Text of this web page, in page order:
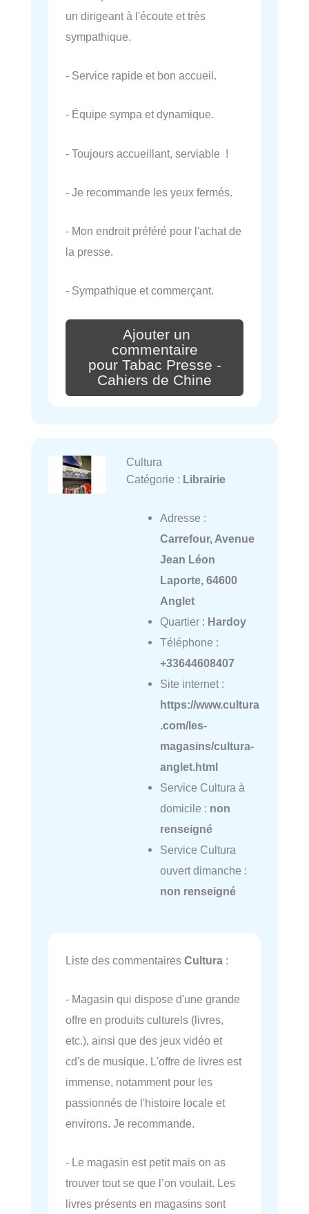
un dirigeant à l'écoute et très
sympathique.
- Service rapide et bon accueil.
- Équipe sympa et dynamique.
- Toujours accueillant, serviable !
- Je recommande les yeux fermés.
- Mon endroit préféré pour l'achat de
la presse.
- Sympathique et commerçant.
Ajouter un
commentaire
pour Tabac Presse -
Cahiers de Chine
Cultura
Catégorie : Librairie
Adresse :
Carrefour, Avenue
Jean Léon
Laporte, 64600
Anglet
Quartier : Hardoy
Téléphone :
+33644608407
Site internet :
https://www.cultura
.com/les-
magasins/cultura-
anglet.html
Service Cultura à
domicile : non
renseigné
Service Cultura
ouvert dimanche :
non renseigné
Liste des commentaires Cultura :
- Magasin qui dispose d'une grande
offre en produits culturels (livres,
etc.), ainsi que des jeux vidéo et
cd's de musique. L'offre de livres est
immense, notamment pour les
passionnés de l'histoire locale et
environs. Je recommande.
- Le magasin est petit mais on as
trouver tout se que l’on voulait. Les
livres présents en magasins sont